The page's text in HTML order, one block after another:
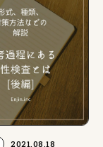
2021.08.18